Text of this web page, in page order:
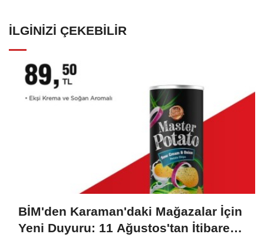
İLGINIZI ÇEKEBILIR
BİM'den Karaman'daki Mağazalar İçin
Yeni Duyuru: 11 Ağustos'tan İtibaren